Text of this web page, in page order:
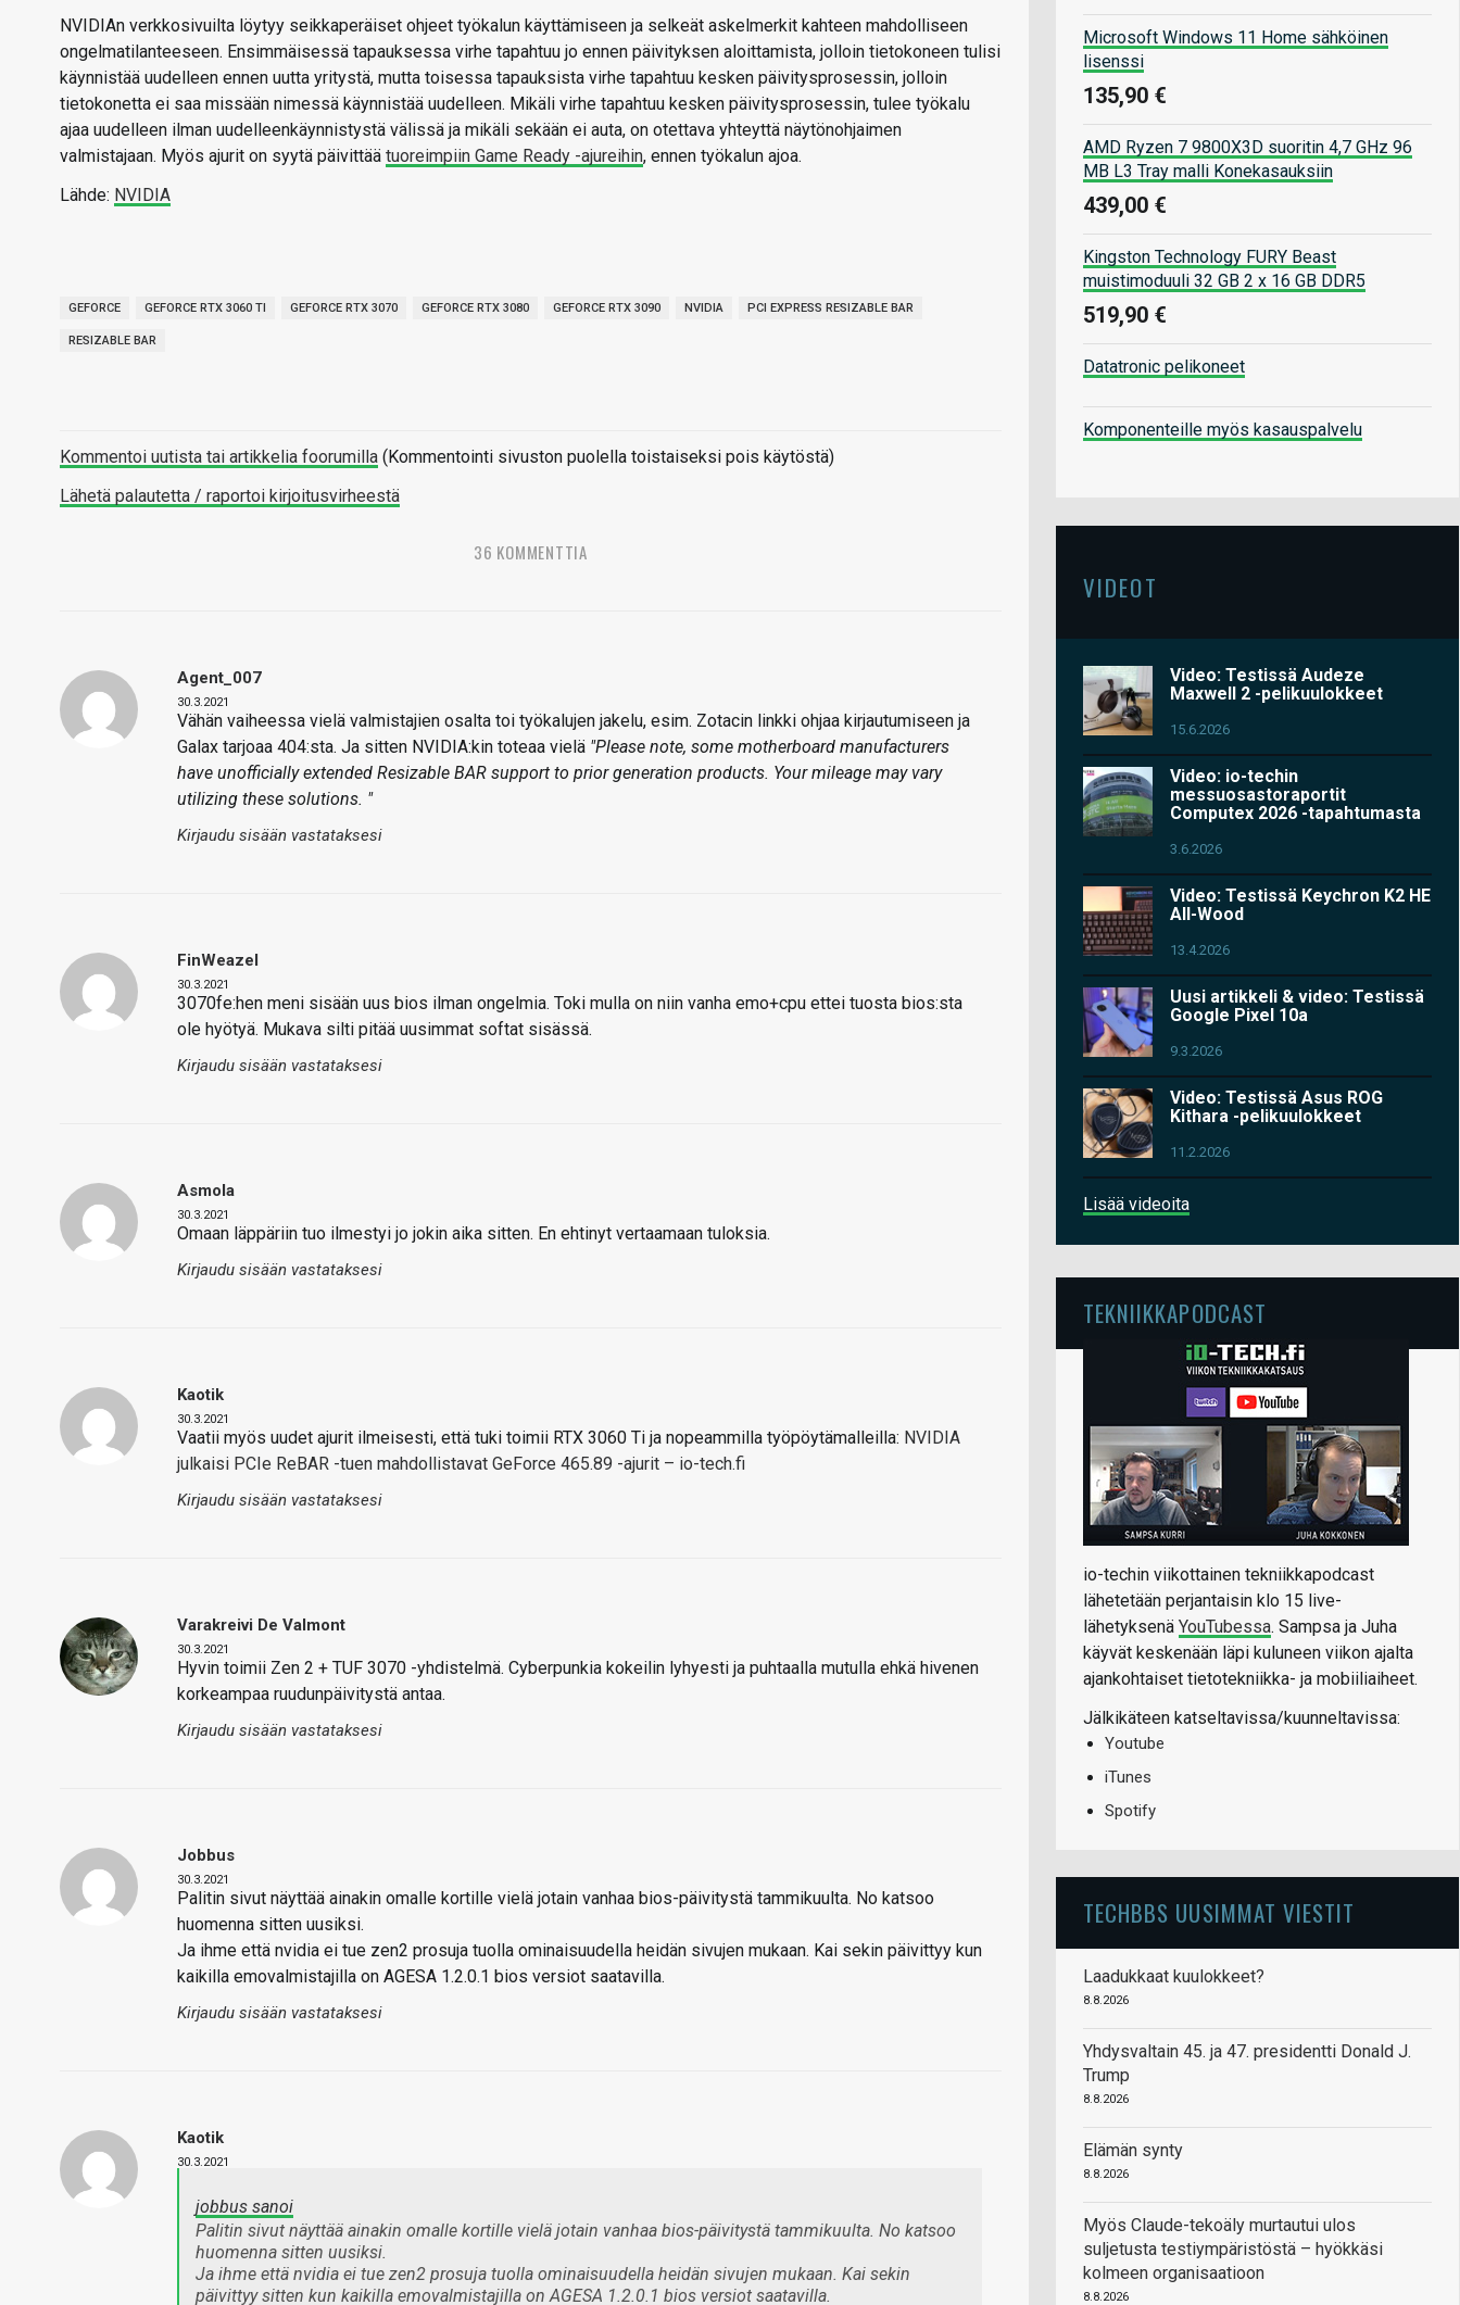
NVIDIAn verkkosivuilta löytyy seikkaperäiset ohjeet työkalun käyttämiseen ja selkeät askelmerkit kahteen mahdolliseen
ongelmatilanteeseen. Ensimmäisessä tapauksessa virhe tapahtuu jo ennen päivityksen aloittamista, jolloin tietokoneen tulisi
käynnistää uudelleen ennen uutta yritystä, mutta toisessa tapauksista virhe tapahtuu kesken päivitysprosessin, jolloin
tietokonetta ei saa missään nimessä käynnistää uudelleen. Mikäli virhe tapahtuu kesken päivitysprosessin, tulee työkalu
ajaa uudelleen ilman uudelleenkäynnistystä välissä ja mikäli sekään ei auta, on otettava yhteyttä näytönohjaimen
valmistajaan. Myös ajurit on syytä päivittää tuoreimpiin Game Ready -ajureihin, ennen työkalun ajoa.
Lähde: NVIDIA
GEFORCE GEFORCE RTX 3060 TI GEFORCE RTX 3070 GEFORCE RTX 3080 GEFORCE RTX 3090 NVIDIA PCI EXPRESS RESIZABLE BAR
RESIZABLE BAR
Kommentoi uutista tai artikkelia foorumilla (Kommentointi sivuston puolella toistaiseksi pois käytöstä)
Lähetä palautetta / raportoi kirjoitusvirheestä
36 KOMMENTTIA
Agent_007
30.3.2021
Vähän vaiheessa vielä valmistajien osalta toi työkalujen jakelu, esim. Zotacin linkki ohjaa kirjautumiseen ja
Galax tarjoaa 404:sta. Ja sitten NVIDIA:kin toteaa vielä "Please note, some motherboard manufacturers
have unofficially extended Resizable BAR support to prior generation products. Your mileage may vary
utilizing these solutions. "
Kirjaudu sisään vastataksesi
FinWeazel
30.3.2021
3070fe:hen meni sisään uus bios ilman ongelmia. Toki mulla on niin vanha emo+cpu ettei tuosta bios:sta
ole hyötyä. Mukava silti pitää uusimmat softat sisässä.
Kirjaudu sisään vastataksesi
Asmola
30.3.2021
Omaan läppäriin tuo ilmestyi jo jokin aika sitten. En ehtinyt vertaamaan tuloksia.
Kirjaudu sisään vastataksesi
Kaotik
30.3.2021
Vaatii myös uudet ajurit ilmeisesti, että tuki toimii RTX 3060 Ti ja nopeammilla työpöytämalleilla: NVIDIA
julkaisi PCIe ReBAR -tuen mahdollistavat GeForce 465.89 -ajurit – io-tech.fi
Kirjaudu sisään vastataksesi
Varakreivi De Valmont
30.3.2021
Hyvin toimii Zen 2 + TUF 3070 -yhdistelmä. Cyberpunkia kokeilin lyhyesti ja puhtaalla mutulla ehkä hivenen
korkeampaa ruudunpäivitystä antaa.
Kirjaudu sisään vastataksesi
Jobbus
30.3.2021
Palitin sivut näyttää ainakin omalle kortille vielä jotain vanhaa bios-päivitystä tammikuulta. No katsoo
huomenna sitten uusiksi.
Ja ihme että nvidia ei tue zen2 prosuja tuolla ominaisuudella heidän sivujen mukaan. Kai sekin päivittyy kun
kaikilla emovalmistajilla on AGESA 1.2.0.1 bios versiot saatavilla.
Kirjaudu sisään vastataksesi
Kaotik
30.3.2021
jobbus sanoi
Palitin sivut näyttää ainakin omalle kortille vielä jotain vanhaa bios-päivitystä tammikuulta. No katsoo
huomenna sitten uusiksi.
Ja ihme että nvidia ei tue zen2 prosuja tuolla ominaisuudella heidän sivujen mukaan. Kai sekin
päivittyy sitten kun kaikilla emovalmistajilla on AGESA 1.2.0.1 bios versiot saatavilla.
Microsoft Windows 11 Home sähköinen
lisenssi
135,90 €
AMD Ryzen 7 9800X3D suoritin 4,7 GHz 96
MB L3 Tray malli Konekasauksiin
439,00 €
Kingston Technology FURY Beast
muistimoduuli 32 GB 2 x 16 GB DDR5
519,90 €
Datatronic pelikoneet
Komponenteille myös kasauspalvelu
VIDEOT
Video: Testissä Audeze
Maxwell 2 -pelikuulokkeet
15.6.2026
Video: io-techin
messuosastoraportit
Computex 2026 -tapahtumasta
3.6.2026
Video: Testissä Keychron K2 HE
All-Wood
13.4.2026
Uusi artikkeli & video: Testissä
Google Pixel 10a
9.3.2026
Video: Testissä Asus ROG
Kithara -pelikuulokkeet
11.2.2026
Lisää videoita
TEKNIIKKAPODCAST
io-techin viikottainen tekniikkapodcast
lähetetään perjantaisin klo 15 live-
lähetyksenä YouTubessa. Sampsa ja Juha
käyvät keskenään läpi kuluneen viikon ajalta
ajankohtaiset tietotekniikka- ja mobiiliaiheet.
Jälkikäteen katseltavissa/kuunneltavissa:
Youtube
iTunes
Spotify
TECHBBS UUSIMMAT VIESTIT
Laadukkaat kuulokkeet?
8.8.2026
Yhdysvaltain 45. ja 47. presidentti Donald J.
Trump
8.8.2026
Elämän synty
8.8.2026
Myös Claude-tekoäly murtautui ulos
suljetusta testiympäristöstä – hyökkäsi
kolmeen organisaatioon
8.8.2026